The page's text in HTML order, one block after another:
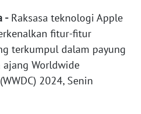
-Raksasa teknologi Apple
fitur-fitur
terkumpul dalam payung
Worldwide
2024, Senin